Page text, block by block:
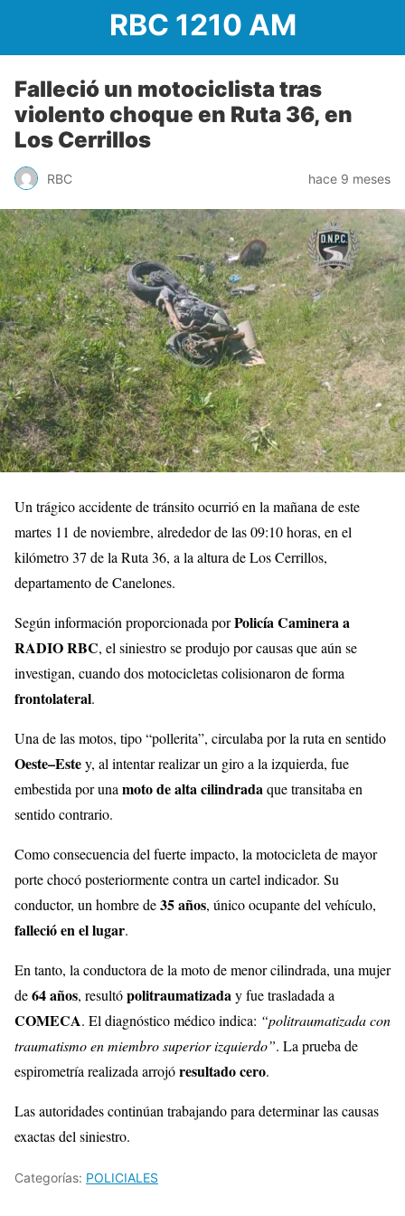
RBC 1210 AM
Falleció un motociclista tras
violento choque en Ruta 36, en
Los Cerrillos
RBC hace 9 meses
Un trágico accidente de tránsito ocurrió en la mañana de este
martes 11 de noviembre, alrededor de las 09:10 horas, en el
kilómetro 37 de la Ruta 36, a la altura de Los Cerrillos,
departamento de Canelones.
Según información proporcionada porPolicía Caminera a
RADIO RBC, el siniestro se produjo por causas que aún se
investigan, cuando dos motocicletas colisionaron de forma
frontolateral.
Una de las motos, tipo “pollerita”, circulaba por la ruta en sentido
Oeste–Estey, al intentar realizar un giro a la izquierda, fue
embestida por unamoto de alta cilindradaque transitaba en
sentido contrario.
Como consecuencia del fuerte impacto, la motocicleta de mayor
porte chocó posteriormente contra un cartel indicador. Su
conductor, un hombre de35 años, único ocupante del vehículo,
falleció en el lugar.
En tanto, la conductora de la moto de menor cilindrada, una mujer
de64 años, resultópolitraumatizaday fue trasladada a
COMECA. El diagnóstico médico indica: “politraumatizada con
traumatismo en miembro superior izquierdo”. La prueba de
espirometría realizada arrojóresultado cero.
Las autoridades continúan trabajando para determinar las causas
exactas del siniestro.
Categorías: POLICIALES